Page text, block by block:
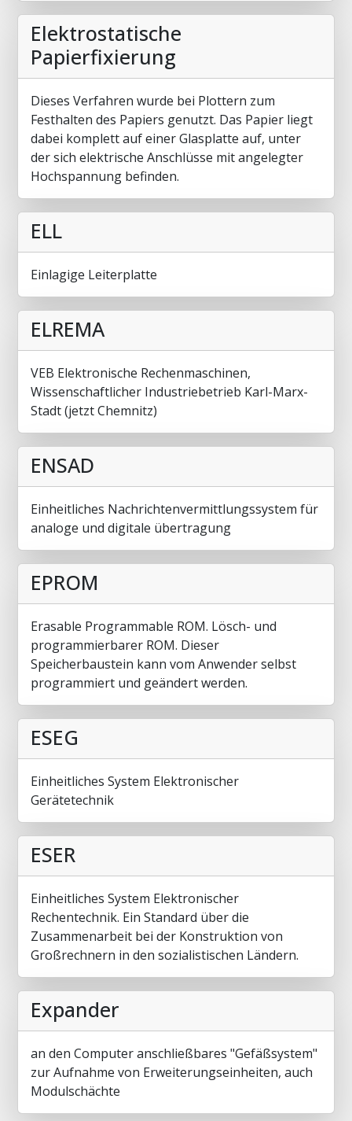
Elektrostatische
Papierfixierung
Dieses Verfahren wurde bei Plottern zum
Festhalten des Papiers genutzt. Das Papier liegt
dabei komplett auf einer Glasplatte auf, unter
der sich elektrische Anschlüsse mit angelegter
Hochspannung befinden.
ELL
Einlagige Leiterplatte
ELREMA
VEB Elektronische Rechenmaschinen,
Wissenschaftlicher Industriebetrieb Karl-Marx-
Stadt (jetzt Chemnitz)
ENSAD
Einheitliches Nachrichtenvermittlungssystem für
analoge und digitale übertragung
EPROM
Erasable Programmable ROM. Lösch- und
programmierbarer ROM. Dieser
Speicherbaustein kann vom Anwender selbst
programmiert und geändert werden.
ESEG
Einheitliches System Elektronischer
Gerätetechnik
ESER
Einheitliches System Elektronischer
Rechentechnik. Ein Standard über die
Zusammenarbeit bei der Konstruktion von
Großrechnern in den sozialistischen Ländern.
Expander
an den Computer anschließbares "Gefäßsystem"
zur Aufnahme von Erweiterungseinheiten, auch
Modulschächte